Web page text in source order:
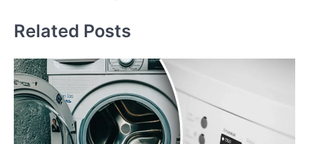
Related Posts